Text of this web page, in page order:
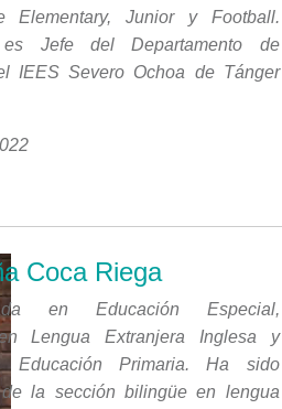
Elementary, Junior y Football.
es Jefe del Departamento de
IEES Severo Ochoa de Tánger
Coca Riega
en Educación Especial,
Lengua Extranjera Inglesa y
Educación Primaria. Ha sido
de la sección bilingüe en lengua